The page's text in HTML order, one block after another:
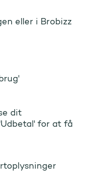
eller i Brobizz
dit
for at få